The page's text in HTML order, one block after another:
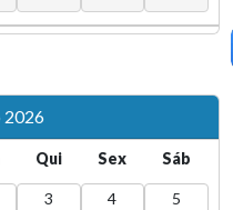
das Arboviroses Urbanas
2026
Qui Sex Sáb
3 4 5